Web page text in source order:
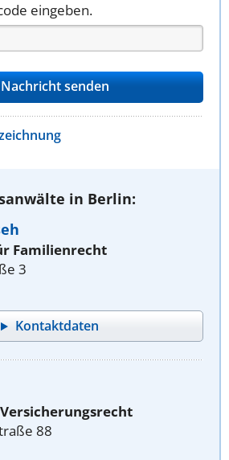
eingeben.
in Berlin:
Familienrecht
3
Kontaktdaten
88